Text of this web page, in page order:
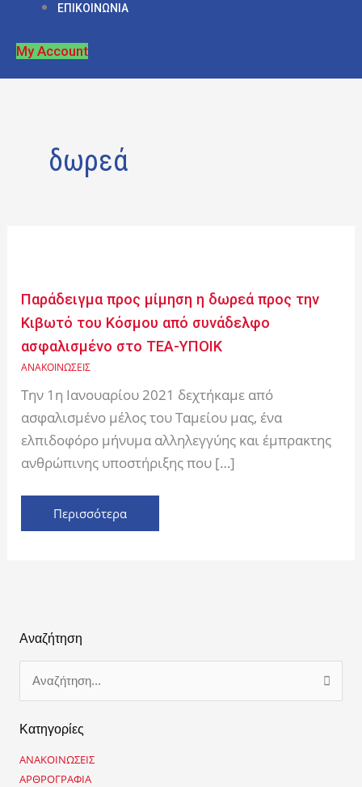
ΕΠΙΚΟΙΝΩΝΙΑ
My Account
δωρεά
Παράδειγμα προς μίμηση η δωρεά προς την
Κιβωτό του Κόσμου από συνάδελφο
ασφαλισμένο στο ΤΕΑ-ΥΠΟΙΚ
ΑΝΑΚΟΙΝΩΣΕΙΣ
Την 1η Ιανουαρίου 2021 δεχτήκαμε από
ασφαλισμένο μέλος του Ταμείου μας, ένα
ελπιδοφόρο μήνυμα αλληλεγγύης και έμπρακτης
ανθρώπινης υποστήριξης που […]
μίμηση
δωρεά
προς
την
Κιβωτό
του
Κόσμου
από
συνάδελφο
στο
ΤΕΑ-
Περισσότερα
Αναζήτηση
ν
ζ
τ
η
Κατηγορίες
ΑΝΑΚΟΙΝΩΣΕΙΣ
ΑΡΘΡΟΓΡΑΦΙΑ